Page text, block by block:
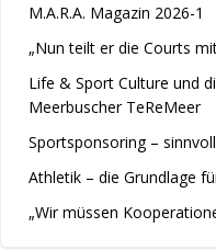
M.A.R.A. Magazin 2026-1
„Nun teilt er die Courts
Life & Sport Culture und
Meerbuscher TeReMeer
Sportsponsoring –
Athletik – die Grundlage
„Wir müssen